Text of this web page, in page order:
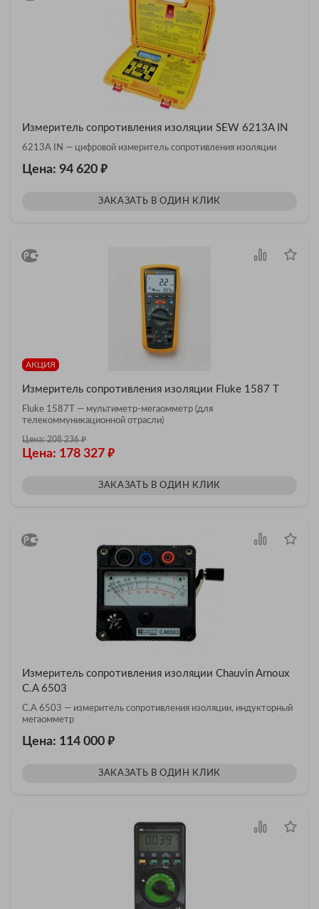
Измеритель сопротивления изоляции SEW 6213A IN
6213A IN — цифровой измеритель сопротивления изоляции
Цена: 94 620 ₽
ЗАКАЗАТЬ В ОДИН КЛИК
АКЦИЯ
Измеритель сопротивления изоляции Fluke 1587 T
Fluke 1587T — мультиметр-мегаомметр (для
телекоммуникационной отрасли)
Цена: 208 236₽
Цена: 178 327 ₽
ЗАКАЗАТЬ В ОДИН КЛИК
Измеритель сопротивления изоляции Chauvin Arnoux
C.A 6503
C.A 6503 — измеритель сопротивления изоляции, индукторный
мегаомметр
Цена: 114 000 ₽
ЗАКАЗАТЬ В ОДИН КЛИК